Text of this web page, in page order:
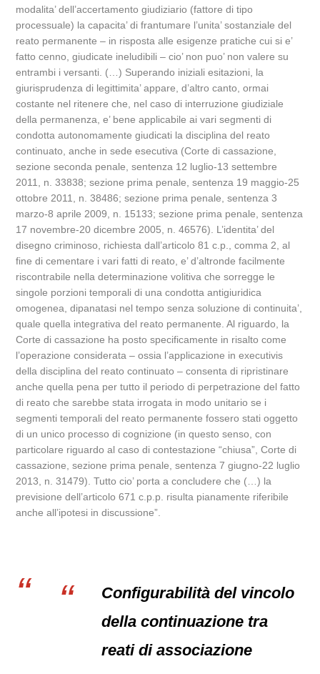
modalita’ dell’accertamento giudiziario (fattore di tipo
processuale) la capacita’ di frantumare l’unita’ sostanziale del
reato permanente – in risposta alle esigenze pratiche cui si e’
fatto cenno, giudicate ineludibili – cio’ non puo’ non valere su
entrambi i versanti. (…) Superando iniziali esitazioni, la
giurisprudenza di legittimita’ appare, d’altro canto, ormai
costante nel ritenere che, nel caso di interruzione giudiziale
della permanenza, e’ bene applicabile ai vari segmenti di
condotta autonomamente giudicati la disciplina del reato
continuato, anche in sede esecutiva (Corte di cassazione,
sezione seconda penale, sentenza 12 luglio-13 settembre
2011, n. 33838; sezione prima penale, sentenza 19 maggio-25
ottobre 2011, n. 38486; sezione prima penale, sentenza 3
marzo-8 aprile 2009, n. 15133; sezione prima penale, sentenza
17 novembre-20 dicembre 2005, n. 46576). L’identita’ del
disegno criminoso, richiesta dall’articolo 81 c.p., comma 2, al
fine di cementare i vari fatti di reato, e’ d’altronde facilmente
riscontrabile nella determinazione volitiva che sorregge le
singole porzioni temporali di una condotta antigiuridica
omogenea, dipanatasi nel tempo senza soluzione di continuita’,
quale quella integrativa del reato permanente. Al riguardo, la
Corte di cassazione ha posto specificamente in risalto come
l’operazione considerata – ossia l’applicazione in executivis
della disciplina del reato continuato – consenta di ripristinare
anche quella pena per tutto il periodo di perpetrazione del fatto
di reato che sarebbe stata irrogata in modo unitario se i
segmenti temporali del reato permanente fossero stati oggetto
di un unico processo di cognizione (in questo senso, con
particolare riguardo al caso di contestazione “chiusa”, Corte di
cassazione, sezione prima penale, sentenza 7 giugno-22 luglio
2013, n. 31479). Tutto cio’ porta a concludere che (…) la
previsione dell’articolo 671 c.p.p. risulta pianamente riferibile
anche all’ipotesi in discussione”.
Configurabilità del vincolo
della continuazione tra
reati di associazione